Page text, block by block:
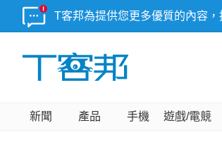
T客邦為提供您更多優質的內容
新聞 產品 手機 遊戲/電競